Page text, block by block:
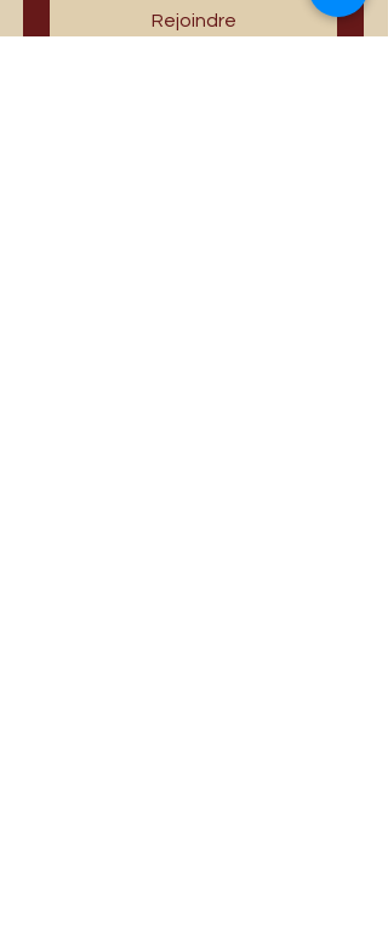
Rejoindre